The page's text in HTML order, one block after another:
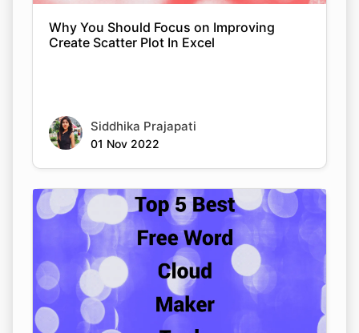
Why You Should Focus on Improving
Create Scatter Plot In Excel
Siddhika Prajapati
01 Nov 2022